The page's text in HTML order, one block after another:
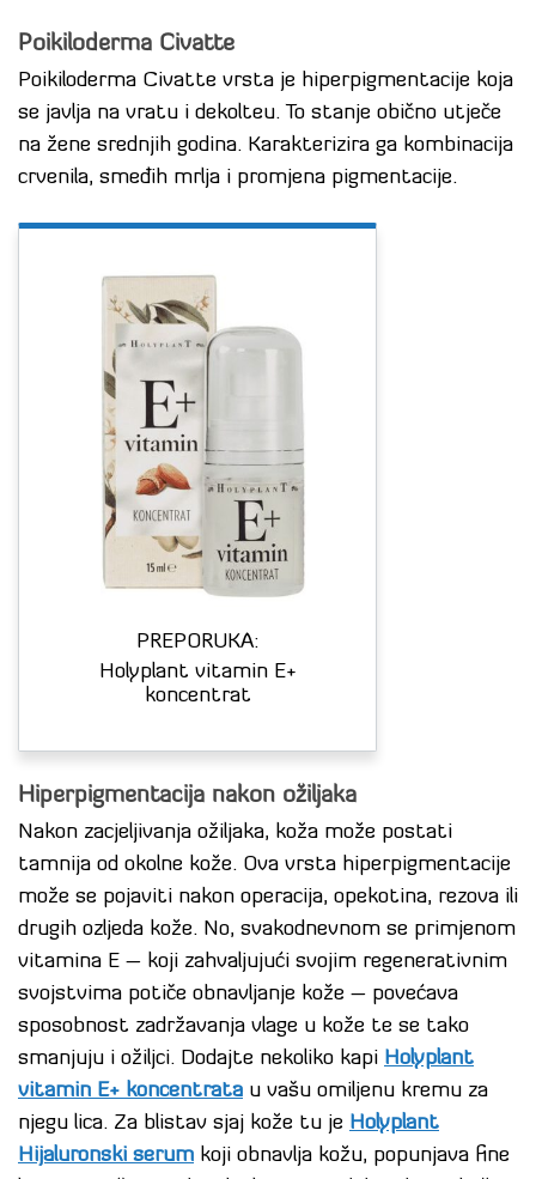
Poikiloderma Civatte
Poikiloderma Civatte vrsta je hiperpigmentacije koja
se javlja na vratu i dekolteu. To stanje obično utječe
na žene srednjih godina. Karakterizira ga kombinacija
crvenila, smeđih mrlja i promjena pigmentacije.
PREPORUKA:
Holyplant vitamin E+
koncentrat
Hiperpigmentacija nakon ožiljaka
Nakon zacjeljivanja ožiljaka, koža može postati
tamnija od okolne kože. Ova vrsta hiperpigmentacije
može se pojaviti nakon operacija, opekotina, rezova ili
drugih ozljeda kože. No, svakodnevnom se primjenom
vitamina E – koji zahvaljujući svojim regenerativnim
svojstvima potiče obnavljanje kože – povećava
sposobnost zadržavanja vlage u kože te se tako
smanjuju i ožiljci. Dodajte nekoliko kapi Holyplant
vitamin E+ koncentrata u vašu omiljenu kremu za
njegu lica. Za blistav sjaj kože tu je Holyplant
Hijaluronski serum koji obnavlja kožu, popunjava fine